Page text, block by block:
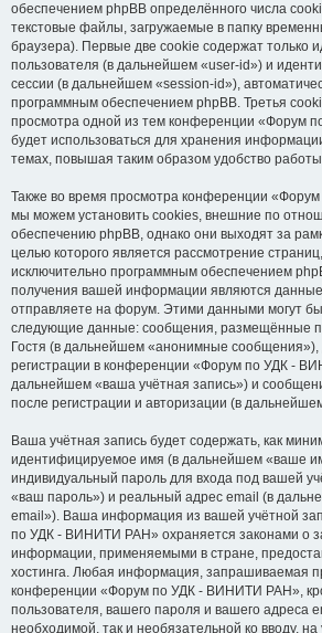
обеспечением phpBB определённого числа
текстовые файлы, загружаемые в папку
браузера). Первые две cookie содержат только
пользователя (в дальнейшем «user-id») и
сессии (в дальнейшем «session-id»),
программным обеспечением phpBB. Третья
просмотра одной из тем конференции «Форум
будет использоваться для хранения
темах, повышая таким образом удобство
Также во время просмотра конференции
мы можем установить cookies, внешние по
обеспечению phpBB, однако они выходят за
целью которого является рассмотрение
исключительно программным обеспечением
получения вашей информации являются
отправляете на форум. Этими данными могут
следующие данные: сообщения, размещённые
Гостя (в дальнейшем «анонимные
регистрации в конференции «Форум по УДК -
дальнейшем «ваша учётная запись») и
после регистрации и авторизации (в
Ваша учётная запись будет содержать, как
идентифицируемое имя (в дальнейшем «ваше
индивидуальный пароль для входа под вашей
«ваш пароль») и реальный адрес email (в
email»). Ваша информация из вашей учётной
по УДК - ВИНИТИ РАН» охраняется законами о
информации, применяемыми в стране,
хостинга. Любая информация, запрашиваемая
конференции «Форум по УДК - ВИНИТИ РАН»,
пользователя, вашего пароля и вашего адреса
необходимой, так и необязательной ко вводу, на